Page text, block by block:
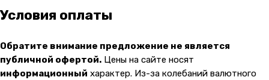
Условия оплаты
Обратите внимание предложение не является
публичной офертой. Цены на сайте носят
информационный характер. Из-за колебаний валютного
Услуги
Для бизнеса
@ 2019-2026 imalik.ru |Политика конфиденциальности